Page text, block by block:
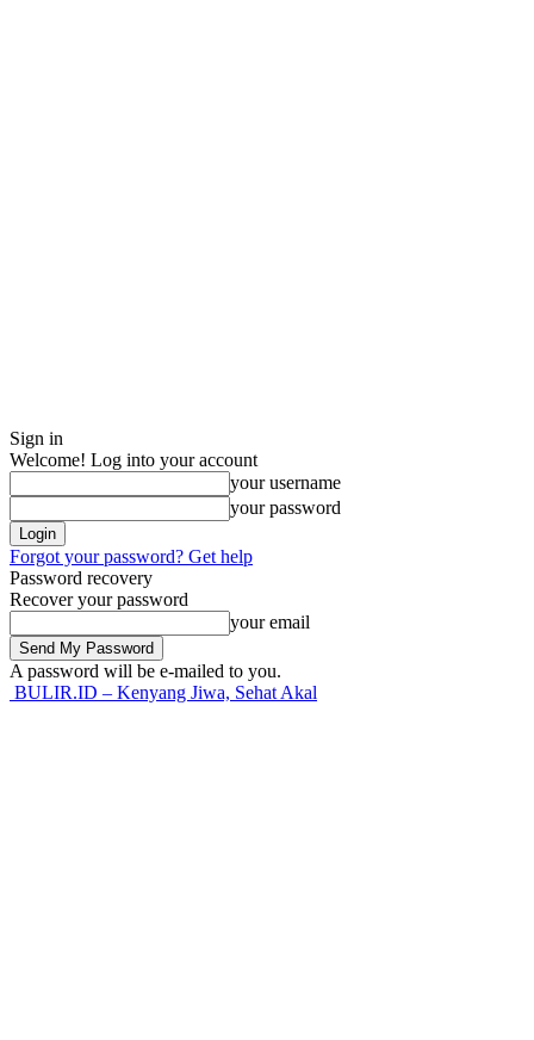
Sign in
Welcome! Log into your account
your username
your password
Forgot your password? Get help
Password recovery
Recover your password
your email
A password will be e-mailed to you.
BULIR.ID – Kenyang Jiwa, Sehat Akal